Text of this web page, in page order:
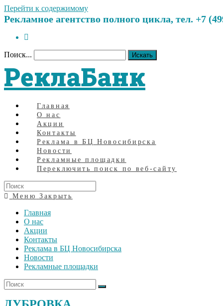
Перейти к содержимому
Рекламное агентство полного цикла, тел. +7
Поиск... Искать
РеклаБанк
Главная
О нас
Акции
Контакты
Реклама в БЦ Новосибирска
Новости
Рекламные площадки
Переключить поиск по веб-сайту
Меню Закрыть
Главная
О нас
Акции
Контакты
Реклама в БЦ Новосибирска
Новости
Рекламные площадки